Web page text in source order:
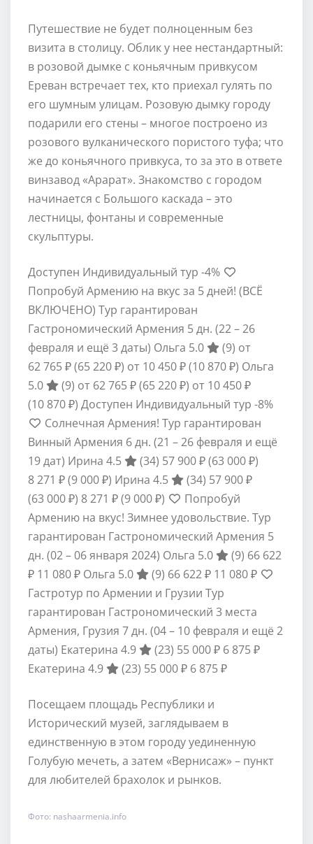
Путешествие не будет полноценным без
визита в столицу. Облик у нее нестандартный:
в розовой дымке с коньячным привкусом
Ереван встречает тех, кто приехал гулять по
его шумным улицам. Розовую дымку городу
подарили его стены – многое построено из
розового вулканического пористого туфа; что
же до коньячного привкуса, то за это в ответе
винзавод «Арарат». Знакомство с городом
начинается с Большого каскада – это
лестницы, фонтаны и современные
скульптуры.
Доступен Индивидуальный тур -4%
Попробуй Армению на вкус за 5 дней! (ВСЁ
ВКЛЮЧЕНО) Тур гарантирован
Гастрономический Армения 5 дн. (22 – 26
февраля и ещё 3 даты) Ольга 5.0 (9) от
62 765 ₽(65 220 ₽) от 10 450 ₽(10 870 ₽) Ольга
5.0
(9) от 62 765 ₽(65 220 ₽) от 10 450 ₽
(10 870 ₽) Доступен Индивидуальный тур -8%
Солнечная Армения! Тур гарантирован
Винный Армения 6 дн. (21 – 26 февраля и ещё
19 дат) Ирина 4.5 (34) 57 900 ₽(63 000 ₽)
8 271 ₽(9 000 ₽) Ирина 4.5 (34) 57 900 ₽
(63 000 ₽) 8 271 ₽(9 000 ₽)
Попробуй
Армению на вкус! Зимнее удовольствие. Тур
гарантирован Гастрономический Армения 5
дн. (02 – 06 января 2024) Ольга 5.0 (9) 66 622
₽ 11 080 ₽ Ольга 5.0 (9) 66 622 ₽ 11 080 ₽
Гастротур по Армении и Грузии Тур
гарантирован Гастрономический 3 места
Армения, Грузия 7 дн. (04 – 10 февраля и ещё 2
даты) Екатерина 4.9 (23) 55 000 ₽ 6 875 ₽
Екатерина 4.9
(23) 55 000 ₽ 6 875 ₽
Посещаем площадь Республики и
Исторический музей, заглядываем в
единственную в этом городу уединенную
Голубую мечеть, а затем «Вернисаж» – пункт
для любителей брахолок и рынков.
Фото: nashaarmenia.info